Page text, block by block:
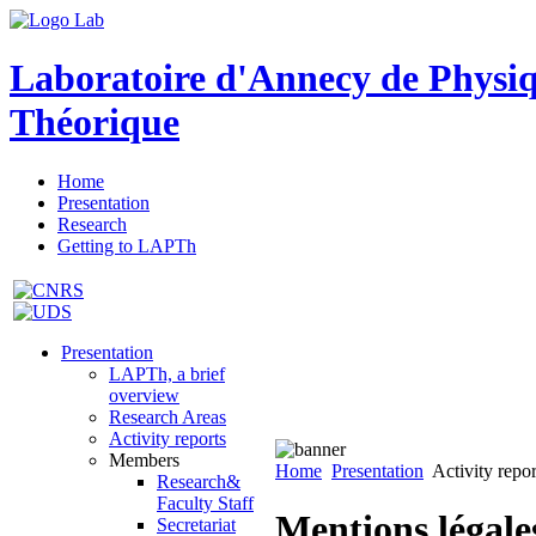
Laboratoire d'Annecy de
Théorique
Home
Presentation
Research
Getting to LAPTh
Presentation
LAPTh, a brief
overview
Research Areas
Activity reports
Members
Research&
Faculty Staff
Secretariat
Home Presentation Activity